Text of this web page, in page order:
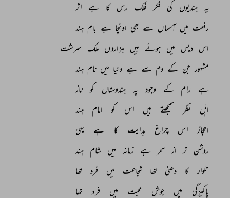
یہ
ہندیوں کی فکر فلک رس کا ہے
اثر
رفعت میں آسماں سے بھی اونچا ہے بام ہند
اس دیس میں ہوئے ہیں ہزاروں ملک سرشت
مشہور جن کے دم سے ہے دنیا میں نام ہند
ہے
رام کے وجود پہ ہندوستاں کو ناز
اہل
نظر سمجھتے ہیں اس کو امام
ہند
اعجاز
اس چراغ ہدایت کا ہے
یہی
روشن تر از سحر ہے زمانہ میں شام ہند
تلوار
کا دھنی تھا شجاعت میں فرد
تھا
پاکیزگی
میں جوش محبت میں فرد تھا